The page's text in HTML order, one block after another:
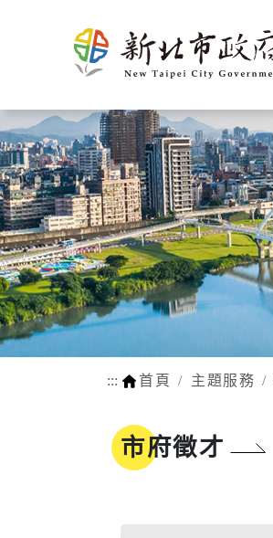
新北介
紹
地理氣候
人口概況
交通概述
文化
姊妹市及
友好城市
新北市標
誌
市府團
隊
市府
市政
各機
區公
市政新聞
市府徵才
施政計畫
新北市SDGs網站
市民申辦/申訴等查
詢
路平報馬仔
熱門
動物認養
公設認養
網站連結
行動APP
常見問答
參與式預算
::: 首頁 主題服務
市府徵才